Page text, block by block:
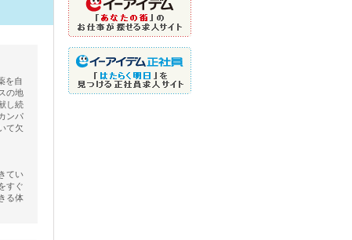
を自
の地
し続
ンパ
て欠
てい
すぐ
る体